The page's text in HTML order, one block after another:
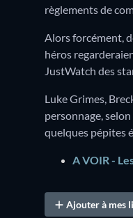
règlements de
Alors forcément,
héros
JustWatch des
Luke Grimes,
personnage,
quelques pépites
A VOIR -
Ajouter à mes